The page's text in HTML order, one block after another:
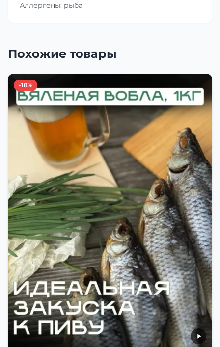
Аллергены: рыба
Похожие товары
-18%